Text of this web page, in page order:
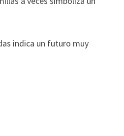
indica un futuro muy